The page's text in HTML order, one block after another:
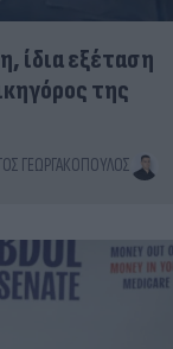
ίδια εξέταση
της
ΓΕΩΡΓΑΚΌΠΟΥΛΟΣ